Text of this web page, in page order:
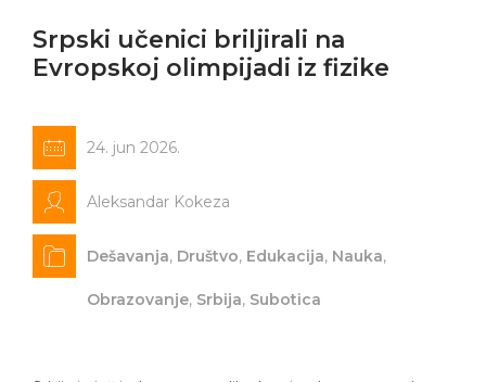
Srpski učenici briljirali na
Evropskoj olimpijadi iz fizike
24. jun 2026.
Aleksandar Kokeza
Dešavanja, Društvo, Edukacija, Nauka,
Obrazovanje, Srbija, Subotica